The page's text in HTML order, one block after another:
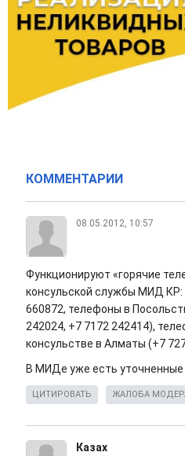
КОММЕНТАРИИ
08.05.2012, 10:57
Функционируют «горячие
консульской службы МИД КР:
660872, телефоны в
242024, +7 7172 242414),
консульстве в Алматы (+7
В МИДе уже есть уточненные
ЦИТИРОВАТЬ ЖАЛОБА
Казах